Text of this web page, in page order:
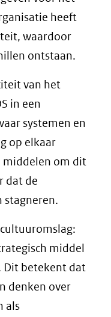
heeft
waardoor
ontstaan.
van het
in een
systemen en
op elkaar
middelen om dit
dat de
stagneren.
middel
Dit betekent dat
denken over
als